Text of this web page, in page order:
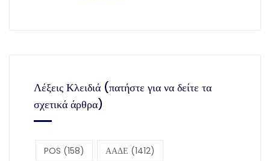
Λέξεις Κλειδιά (πατήστε για να δείτε τα
σχετικά άρθρα)
POS (158) ΑΑΔΕ (1412)